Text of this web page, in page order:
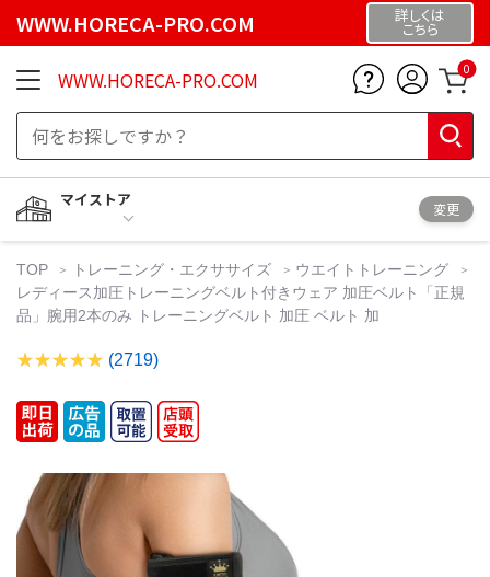
WWW.HORECA-PRO.COM 詳しくは
こちら
WWW.HORECA-PRO.COM 0
マイストア
変更
TOP トレーニング・エクササイズ
ウエイトトレーニング
レディース加圧トレーニングベルト付きウェア 加圧ベルト「正規
品」腕用2本のみ トレーニングベルト 加圧 ベルト 加
(2719)